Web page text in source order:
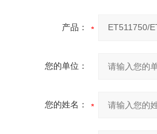
产品：
您的单位：
您的姓名：